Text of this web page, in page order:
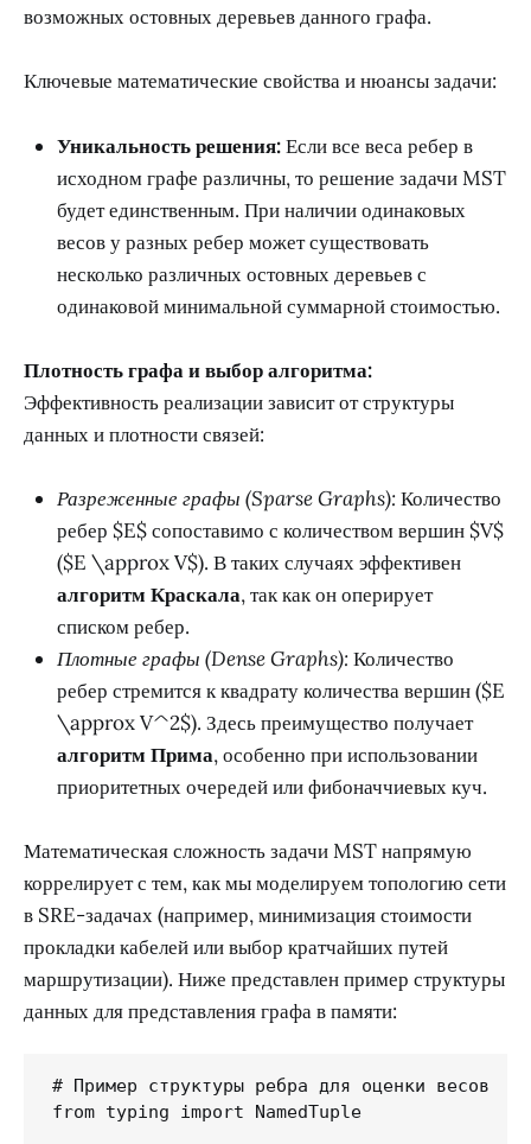
возможных остовных деревьев данного графа.
Ключевые математические свойства и нюансы задачи:
Уникальность решения:Если все веса ребер в
исходном графе различны, то решение задачи MST
будет единственным. При наличии одинаковых
весов у разных ребер может существовать
несколько различных остовных деревьев с
одинаковой минимальной суммарной стоимостью.
Плотность графа и выбор алгоритма:
Эффективность реализации зависит от структуры
данных и плотности связей:
Разреженные графы (Sparse Graphs):Количество
ребер $E$ сопоставимо с количеством вершин $V$
($E \approx V$). В таких случаях эффективен
алгоритм Краскала, так как он оперирует
списком ребер.
Плотные графы (Dense Graphs):Количество
ребер стремится к квадрату количества вершин ($E
\approx V^2$). Здесь преимущество получает
алгоритм Прима, особенно при использовании
приоритетных очередей или фибоначчиевых куч.
Математическая сложность задачи MST напрямую
коррелирует с тем, как мы моделируем топологию сети
в SRE-задачах (например, минимизация стоимости
прокладки кабелей или выбор кратчайших путей
маршрутизации). Ниже представлен пример структуры
данных для представления графа в памяти:
# Пример структуры ребра для оценки весов
from typing import NamedTuple